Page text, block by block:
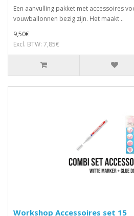
Een aanvulling pakket met accessoires
vouwballonnen bezig zijn. Het maakt ..
9,50€
Excl. BTW: 7,85€
Workshop Accessoires set 15